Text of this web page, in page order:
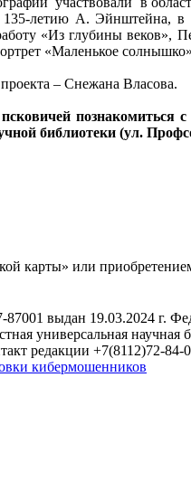
летию А. Эйнштейна, в
«Из глубины веков»,
«Маленькое
– Снежана Власова.
познакомиться
библиотеки (ул.
карты» или
выдан 19.03.2024 г.
универсальная
редакции +7(8112)72-84-
кибермошенников